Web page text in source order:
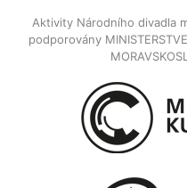
Aktivity Národního divadla
podporovány